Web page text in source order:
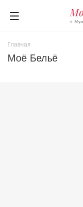
Главная
Моё Бельё